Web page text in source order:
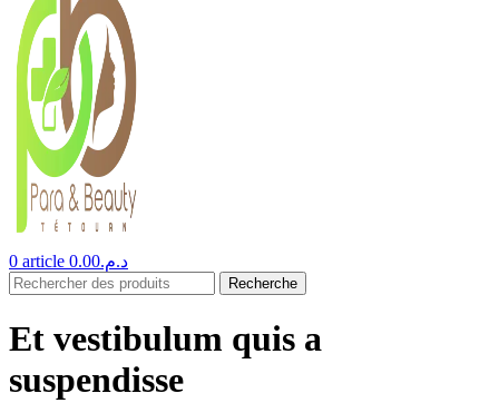
0 article د.م.0.00
Recherche
Et vestibulum quis a
suspendisse